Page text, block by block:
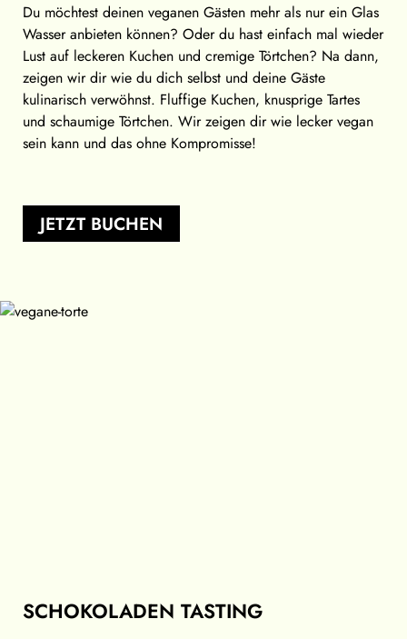
Du möchtest deinen veganen Gästen mehr als nur ein Glas
Wasser anbieten können? Oder du hast einfach mal wieder
Lust auf leckeren Kuchen und cremige Törtchen? Na dann,
zeigen wir dir wie du dich selbst und deine Gäste
kulinarisch verwöhnst. Fluffige Kuchen, knusprige Tartes
und schaumige Törtchen. Wir zeigen dir wie lecker vegan
sein kann und das ohne Kompromisse!
JETZT BUCHEN
SCHOKOLADEN TASTING